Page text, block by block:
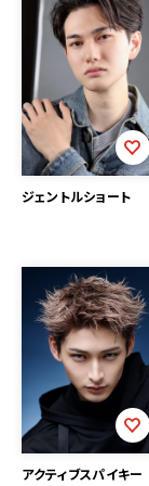
ジェントルショート
アクティブスパイキー